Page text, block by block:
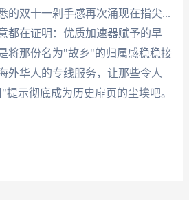
的双十一剁手感再次涌现在指尖...
都在证明：优质加速器赋予的早
将那份名为"故乡"的归属感稳稳接
外华人的专线服务，让那些令人
示彻底成为历史扉页的尘埃吧。